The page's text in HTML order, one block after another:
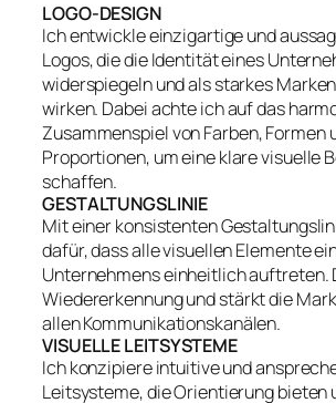
LOGO-DESIGN
Ich entwickle einzigartige und
Logos, die die Identität eines
widerspiegeln und als starkes
wirken. Dabei achte ich auf das
Zusammenspiel von Farben, Formen
Proportionen, um eine klare visuelle
schaffen.
GESTALTUNGSLINIE
Mit einer konsistenten
dafür, dass alle visuellen Elemente
Unternehmens einheitlich auftreten.
Wiedererkennung und stärkt die
allen Kommunikationskanälen.
VISUELLE LEITSYSTEME
Ich konzipiere intuitive und
Leitsysteme, die Orientierung bieten